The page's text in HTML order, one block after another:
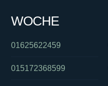
WOCHE
01625622459
015172368599